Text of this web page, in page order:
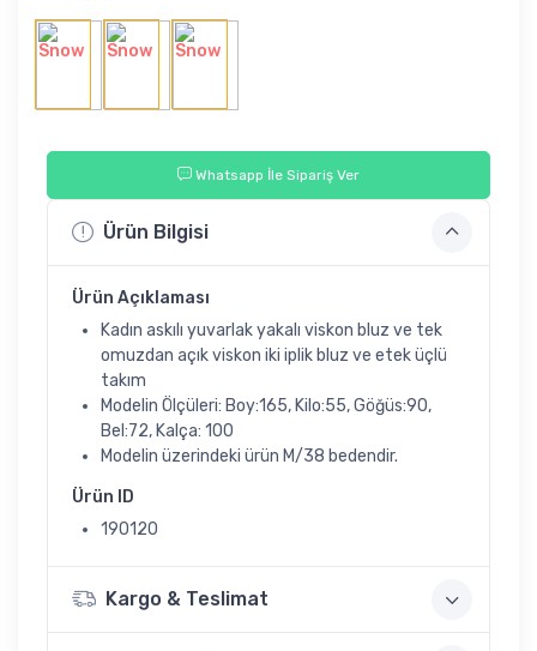
Whatsapp İle Sipariş Ver
Ürün Bilgisi
Ürün Açıklaması
Kadın askılı yuvarlak yakalı viskon bluz ve tek
omuzdan açık viskon iki iplik bluz ve etek üçlü
takım
Modelin Ölçüleri: Boy:165, Kilo:55, Göğüs:90,
Bel:72, Kalça: 100
Modelin üzerindeki ürün M/38 bedendir.
Ürün ID
190120
Kargo & Teslimat